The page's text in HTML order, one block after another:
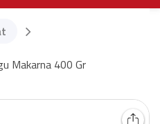
Makarna 400 Gr